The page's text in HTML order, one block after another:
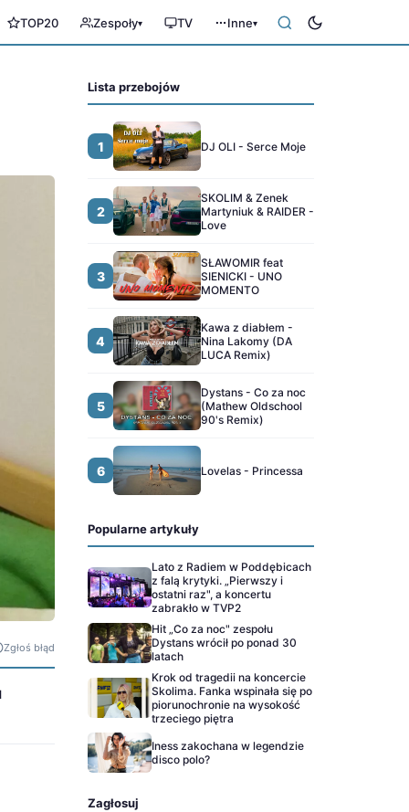
TOP20 Zespoły▾ TV Inne▾
Zgłoś błąd
Lista przebojów
1 DJ OLI - Serce Moje
2
SKOLIM & Zenek
Martyniuk & RAIDER -
Love
3
SŁAWOMIR feat
SIENICKI - UNO
MOMENTO
4
Kawa z diabłem -
Nina Lakomy (DA
LUCA Remix)
5
Dystans - Co za noc
(Mathew Oldschool
90's Remix)
6 Lovelas - Princessa
Popularne artykuły
Lato z Radiem w Poddębicach
z falą krytyki. „Pierwszy i
ostatni raz", a koncertu
zabrakło w TVP2
Hit „Co za noc" zespołu
Dystans wrócił po ponad 30
latach
Krok od tragedii na koncercie
Skolima. Fanka wspinała się po
piorunochronie na wysokość
trzeciego piętra
Iness zakochana w legendzie
disco polo?
Zagłosuj